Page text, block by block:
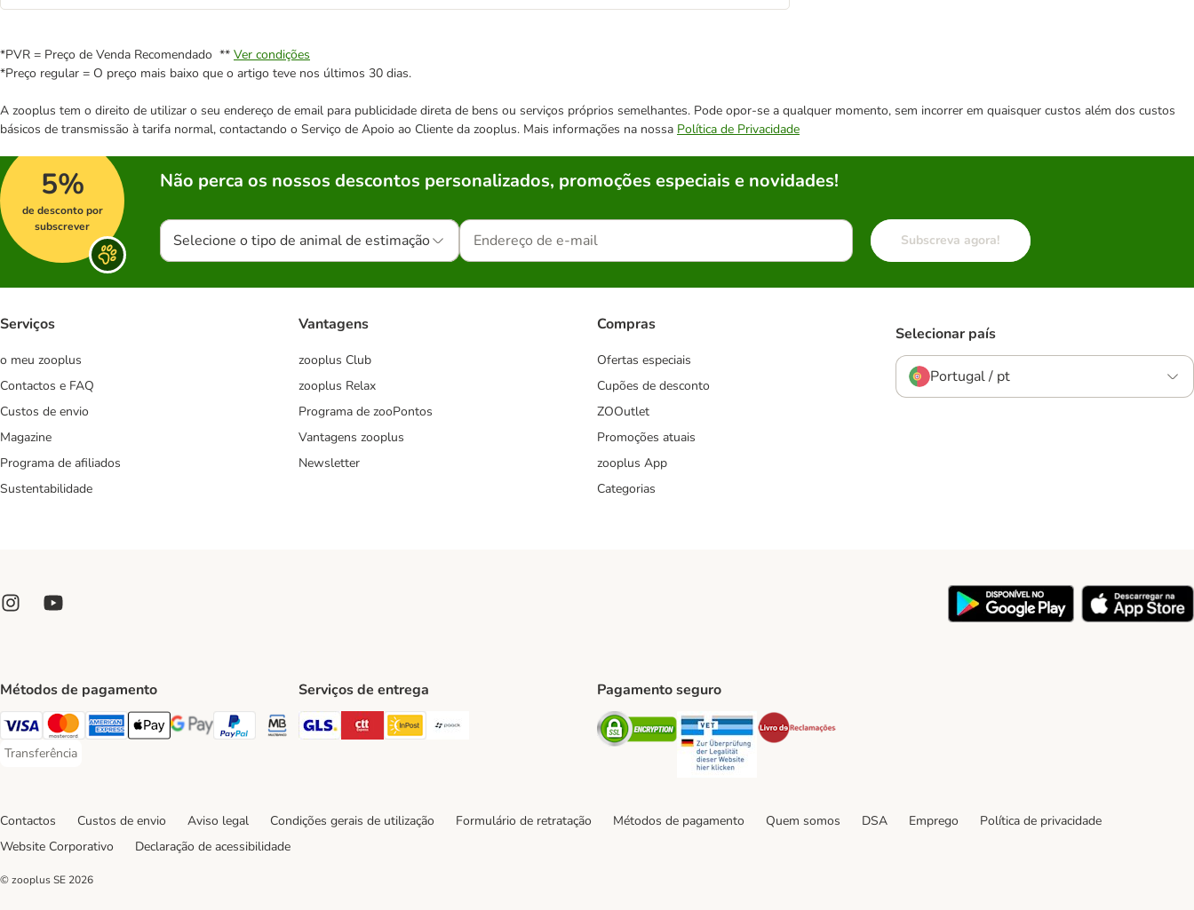
*PVR = Preço de Venda Recomendado ** Ver condições
*Preço regular = O preço mais baixo que o artigo teve nos últimos 30 dias.
A zooplus tem o direito de utilizar o seu endereço de email para publicidade direta de bens ou serviços próprios semelhantes. Pode opor-se a qualquer momento, sem incorrer em quaisquer custos além dos custos
básicos de transmissão à tarifa normal, contactando o Serviço de Apoio ao Cliente da zooplus. Mais informações na nossa Política de Privacidade
5%
de desconto por
subscrever
Não perca os nossos descontos personalizados, promoções especiais e novidades!
Selecione o tipo de animal de estimação Subscreva agora!
Serviços
o meu zooplus
Contactos e FAQ
Custos de envio
Magazine
Programa de afiliados
Sustentabilidade
Vantagens
zooplus Club
zooplus Relax
Programa de zooPontos
Vantagens zooplus
Newsletter
Compras
Ofertas especiais
Cupões de desconto
ZOOutlet
Promoções atuais
zooplus App
Categorias
Selecionar país
Portugal / pt
Métodos de pagamento
Visa Payment Method
Mastercard Payment Method
American Express Payment Method
Apple Pay Payment Method
Google Pay Payment Method
PayPal Payment Method
Multibanco Payment Method
Transferência
Transferência Payment Method
Serviços de entrega
GLS Shipping Method
CTTExpress Shipping Method
InPost Shipping Method
Paack Shipping Method
Pagamento seguro
Security Security
Contactos Custos de envio Aviso legal Condições gerais de utilização Formulário de retratação Métodos de pagamento Quem somos DSA Emprego
Política de privacidade
Website Corporativo
Declaração de acessibilidade
© zooplus SE 2026